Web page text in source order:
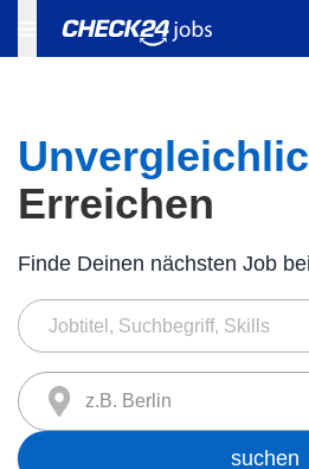
Erreichen
Finde Deinen nächsten Job
z.B. Berlin
suchen